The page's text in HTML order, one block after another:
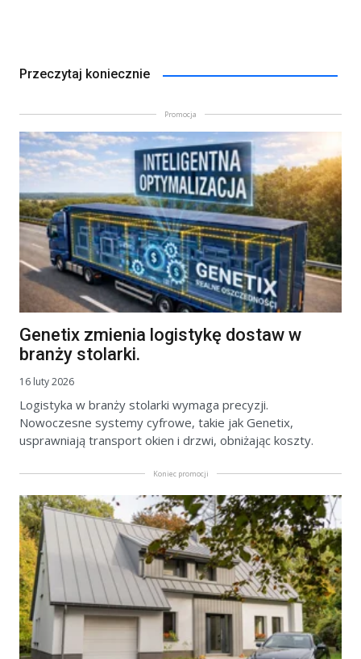
Przeczytaj koniecznie
Promocja
Genetix zmienia logistykę dostaw w
branży stolarki.
16 luty 2026
Logistyka w branży stolarki wymaga precyzji.
Nowoczesne systemy cyfrowe, takie jak Genetix,
usprawniają transport okien i drzwi, obniżając koszty.
Koniec promocji